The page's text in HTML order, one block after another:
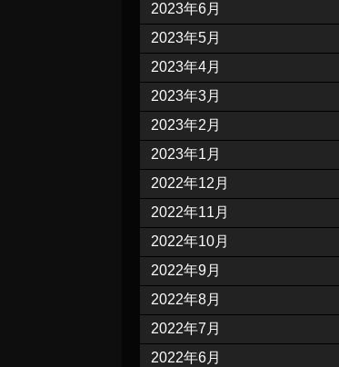
2023年6月
2023年5月
2023年4月
2023年3月
2023年2月
2023年1月
2022年12月
2022年11月
2022年10月
2022年9月
2022年8月
2022年7月
2022年6月